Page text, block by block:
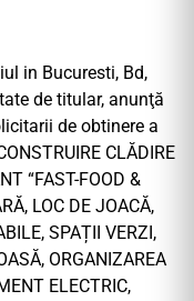
in Bucuresti, Bd,
de titular, anunţă
de obtinere a
CLĂDIRE
“FAST-FOOD &
LOC DE JOACĂ,
SPAȚII VERZI,
ORGANIZAREA
ELECTRIC,